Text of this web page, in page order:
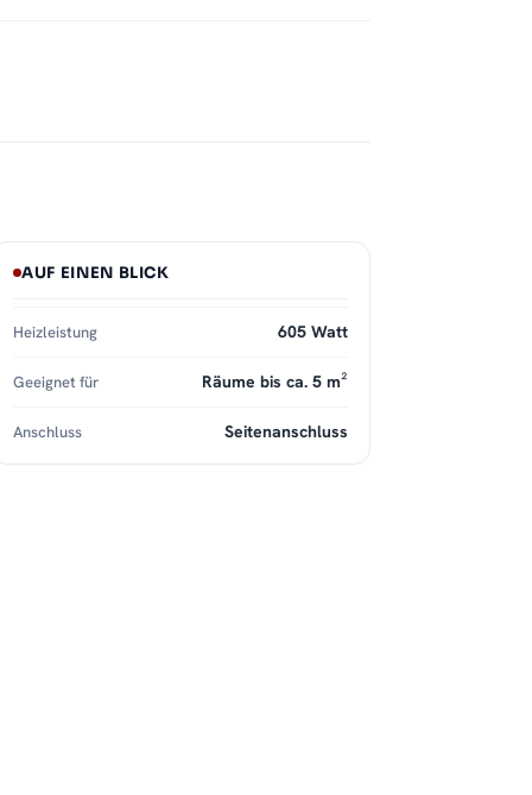
AUF EINEN BLICK
Heizleistung 605 Watt
Geeignet für Räume bis ca. 5 m²
Anschluss Seitenanschluss